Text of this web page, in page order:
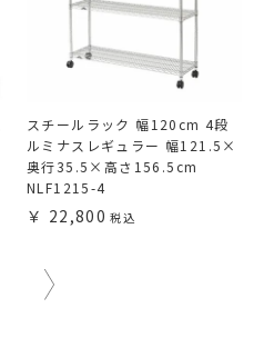
スチールラック 幅120cm 4段
ルミナスレギュラー 幅121.5×
奥行35.5×高さ156.5cm
NLF1215-4
22,800